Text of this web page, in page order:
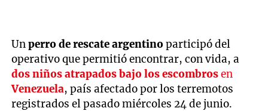
Unperro de rescate argentinoparticipó del
operativo que permitió encontrar, con vida, a
dos niños atrapados bajo los escombrosen
Venezuela, país afectado por los terremotos
registrados el pasado miércoles 24 de junio.